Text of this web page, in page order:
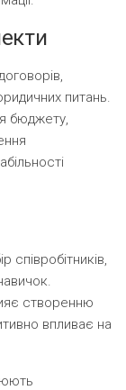
питань.
бюджету,
створенню
впливає на